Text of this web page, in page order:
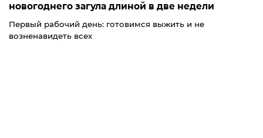
новогоднего загула длиной в две недели
Первый рабочий день: готовимся выжить и не
возненавидеть всех